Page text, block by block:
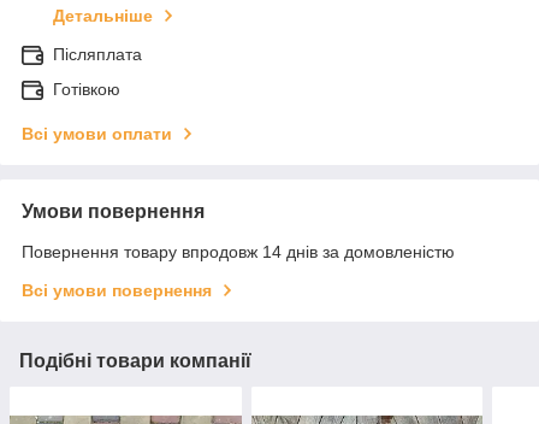
Детальніше
Післяплата
Готівкою
Всі умови оплати
Умови повернення
Повернення товару впродовж 14 днів за домовленістю
Всі умови повернення
Подібні товари компанії